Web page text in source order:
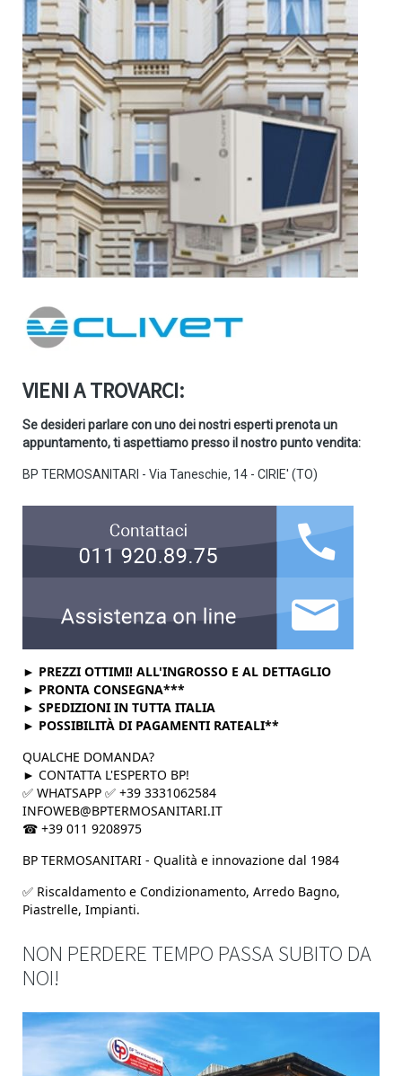
VIENI A TROVARCI:
Se desideri parlare con uno dei nostri esperti prenota un
appuntamento, ti aspettiamo presso il nostro punto vendita:
BP TERMOSANITARI - Via Taneschie, 14 - CIRIE' (TO)
► PREZZI OTTIMI! ALL'INGROSSO E AL DETTAGLIO
► PRONTA CONSEGNA***
► SPEDIZIONI IN TUTTA ITALIA
► POSSIBILITÀ DI PAGAMENTI RATEALI**
QUALCHE DOMANDA?
► CONTATTA L'ESPERTO BP!
✅ WHATSAPP ✅ +39 3331062584
INFOWEB@BPTERMOSANITARI.IT
☎ +39 011 9208975
BP TERMOSANITARI - Qualità e innovazione dal 1984
✅ Riscaldamento e Condizionamento, Arredo Bagno,
Piastrelle, Impianti.
NON PERDERE TEMPO PASSA SUBITO DA
NOI!